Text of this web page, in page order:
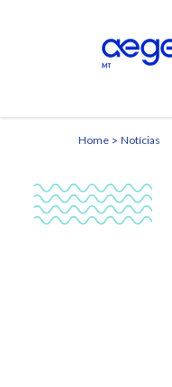
Home Notícias